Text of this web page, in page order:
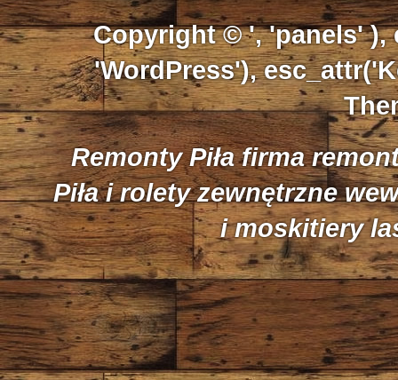
Copyright © ', 'panels' ),
'WordPress'),
Remonty Piła firma
Piła i rolety zewnętrzne
i moskitiery